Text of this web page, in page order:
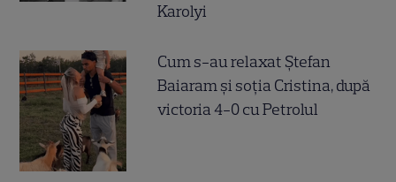
Karolyi
Cum s-au relaxat Ștefan
Baiaram și soția Cristina, după
victoria 4-0 cu Petrolul